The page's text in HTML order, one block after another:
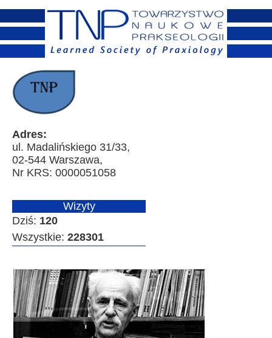
Adres:
ul. Madalińskiego 31/33,
02-544 Warszawa,
Nr KRS: 0000051058
Wizyty
Dziś: 120
Wszystkie: 228301